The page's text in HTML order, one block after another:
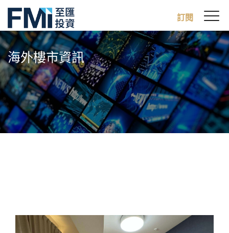
Skip
to
main
content
訂閱
海外樓市資訊